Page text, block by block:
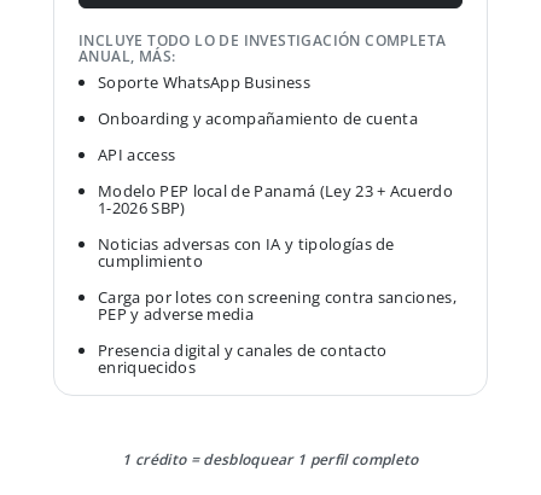
INCLUYE TODO LO DE INVESTIGACIÓN COMPLETA
ANUAL, MÁS:
Soporte WhatsApp Business
Onboarding y acompañamiento de cuenta
API access
Modelo PEP local de Panamá (Ley 23 + Acuerdo
1-2026 SBP)
Noticias adversas con IA y tipologías de
cumplimiento
Carga por lotes con screening contra sanciones,
PEP y adverse media
Presencia digital y canales de contacto
enriquecidos
1 crédito = desbloquear 1 perfil completo